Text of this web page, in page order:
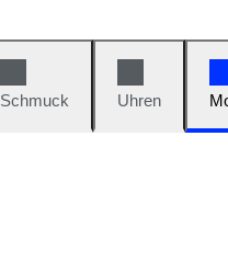
Schmuck Uhren